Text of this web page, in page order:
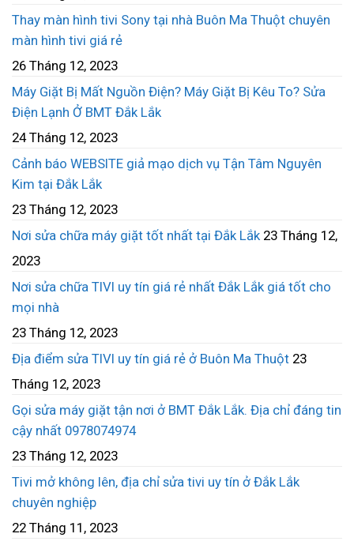
Thay màn hình tivi Sony tại nhà Buôn Ma Thuột chuyên
màn hình tivi giá rẻ
26 Tháng 12, 2023
Máy Giặt Bị Mất Nguồn Điện? Máy Giặt Bị Kêu To? Sửa
Điện Lạnh Ở BMT Đắk Lắk
24 Tháng 12, 2023
Cảnh báo WEBSITE giả mạo dịch vụ Tận Tâm Nguyên
Kim tại Đắk Lắk
23 Tháng 12, 2023
Nơi sửa chữa máy giặt tốt nhất tại Đắk Lắk 23 Tháng 12,
2023
Nơi sửa chữa TIVI uy tín giá rẻ nhất Đắk Lắk giá tốt cho
mọi nhà
23 Tháng 12, 2023
Địa điểm sửa TIVI uy tín giá rẻ ở Buôn Ma Thuột 23
Tháng 12, 2023
Gọi sửa máy giặt tận nơi ở BMT Đắk Lắk. Địa chỉ đáng tin
cậy nhất 0978074974
23 Tháng 12, 2023
Tivi mở không lên, địa chỉ sửa tivi uy tín ở Đắk Lắk
chuyên nghiệp
22 Tháng 11, 2023